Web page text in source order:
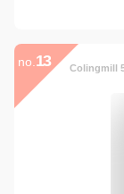
no. 13